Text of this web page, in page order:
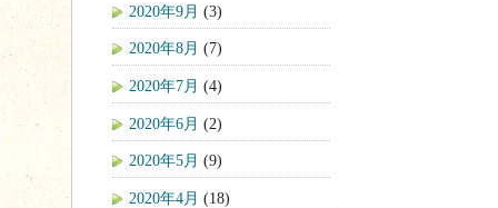
2020年9月 (3)
2020年8月 (7)
2020年7月 (4)
2020年6月 (2)
2020年5月 (9)
2020年4月 (18)